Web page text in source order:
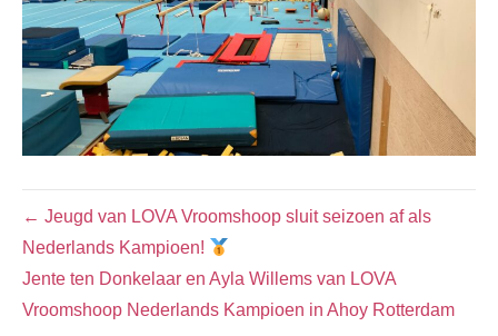
← Jeugd van LOVA Vroomshoop sluit seizoen af als
Nederlands Kampioen!
Jente ten Donkelaar en Ayla Willems van LOVA
Vroomshoop Nederlands Kampioen in Ahoy Rotterdam